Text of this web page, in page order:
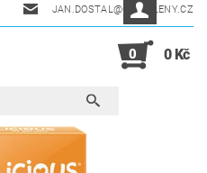
JAN.DOSTAL@CHCIPLENY.CZ
0 0 Kč